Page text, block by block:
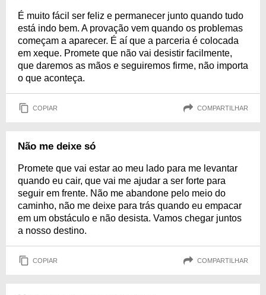
É muito fácil ser feliz e permanecer junto quando tudo
está indo bem. A provação vem quando os problemas
começam a aparecer. É aí que a parceria é colocada
em xeque. Promete que não vai desistir facilmente,
que daremos as mãos e seguiremos firme, não importa
o que aconteça.
COPIAR COMPARTILHAR
Não me deixe só
Promete que vai estar ao meu lado para me levantar
quando eu cair, que vai me ajudar a ser forte para
seguir em frente. Não me abandone pelo meio do
caminho, não me deixe para trás quando eu empacar
em um obstáculo e não desista. Vamos chegar juntos
a nosso destino.
COPIAR COMPARTILHAR